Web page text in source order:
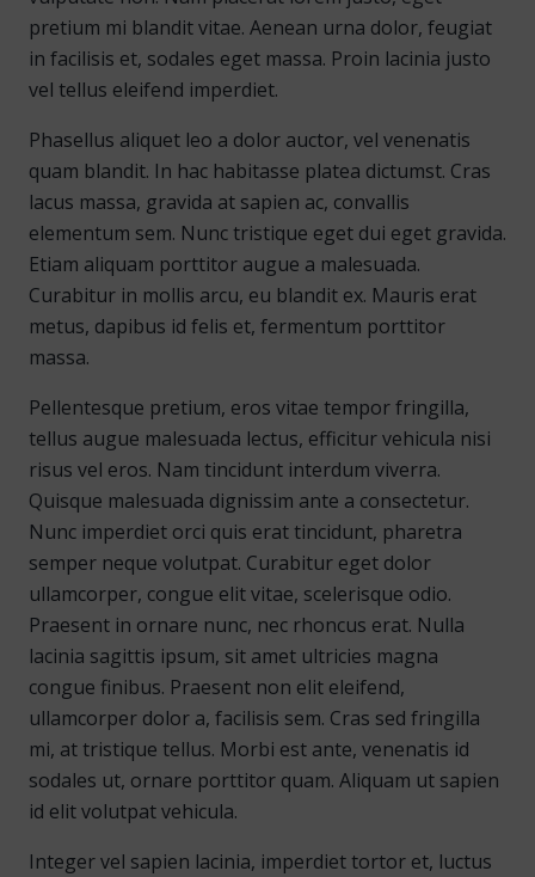
pretium mi blandit vitae. Aenean urna dolor, feugiat
in facilisis et, sodales eget massa. Proin lacinia justo
vel tellus eleifend imperdiet.
Phasellus aliquet leo a dolor auctor, vel venenatis
quam blandit. In hac habitasse platea dictumst. Cras
lacus massa, gravida at sapien ac, convallis
elementum sem. Nunc tristique eget dui eget gravida.
Etiam aliquam porttitor augue a malesuada.
Curabitur in mollis arcu, eu blandit ex. Mauris erat
metus, dapibus id felis et, fermentum porttitor
massa.
Pellentesque pretium, eros vitae tempor fringilla,
tellus augue malesuada lectus, efficitur vehicula nisi
risus vel eros. Nam tincidunt interdum viverra.
Quisque malesuada dignissim ante a consectetur.
Nunc imperdiet orci quis erat tincidunt, pharetra
semper neque volutpat. Curabitur eget dolor
ullamcorper, congue elit vitae, scelerisque odio.
Praesent in ornare nunc, nec rhoncus erat. Nulla
lacinia sagittis ipsum, sit amet ultricies magna
congue finibus. Praesent non elit eleifend,
ullamcorper dolor a, facilisis sem. Cras sed fringilla
mi, at tristique tellus. Morbi est ante, venenatis id
sodales ut, ornare porttitor quam. Aliquam ut sapien
id elit volutpat vehicula.
Integer vel sapien lacinia, imperdiet tortor et, luctus